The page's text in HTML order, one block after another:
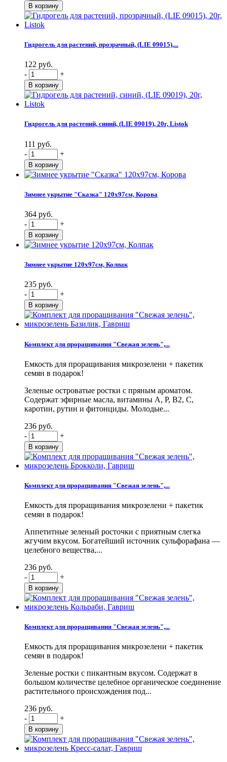
Гидрогель для растений, прозрачный, (LIE 09015),...
122 руб.
-
+
Гидрогель для растений, синий, (LIE 09019), 20г, Listok
111 руб.
-
+
Зимнее укрытие "Сказка" 120х97см, Корова
364 руб.
-
+
Зимнее укрытие 120х97см, Колпак
235 руб.
-
+
Комплект для проращивания "Свежая зелень",...
Емкость для проращивания микрозелени + пакетик
семян в подарок!
Зеленые островатые ростки с пряным ароматом.
Содержат эфирные масла, витамины А, Р, В2, С,
каротин, рутин и фитонциды. Молодые...
236 руб.
-
+
Комплект для проращивания "Свежая зелень",...
Емкость для проращивания микрозелени + пакетик
семян в подарок!
Аппетитные зеленый росточки с приятным слегка
жгучим вкусом. Богатейший источник сульфорафана —
целебного вещества,...
236 руб.
-
+
Комплект для проращивания "Свежая зелень",...
Емкость для проращивания микрозелени + пакетик
семян в подарок!
Зеленые ростки с пикантным вкусом. Содержат в
большом количестве целебное органическое соединение
растительного происхождения под...
236 руб.
-
+